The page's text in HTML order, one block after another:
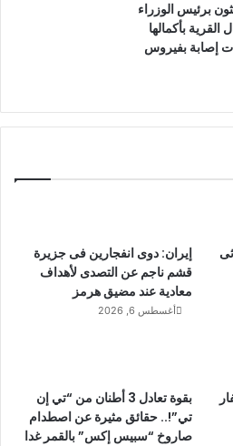
برئيس الوزراء
بأكمالها
بعد ظهور 5 حالات إصابة بفيروس
إيران: دوى انفجارين فى جزيرة
قشم ناجم عن التصدى لأهداف
معادية عند مضيق هرمز
أغسطس 6, 2026
بقوة تعادل 3 أطنان من “تي إن
تي”!.. حقائق مثيرة عن اصطدام
صاروخ “سبيس إكس” بالقمر غدا